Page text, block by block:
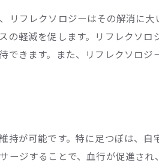
の合間にリフレクソロジーを恵比
リフレクソロジーはその解消に
軽減を促します。リフレクソ
できます。また、リフレクソロ
持が可能です。特に足つぼは、
ージすることで、血行が促進さ